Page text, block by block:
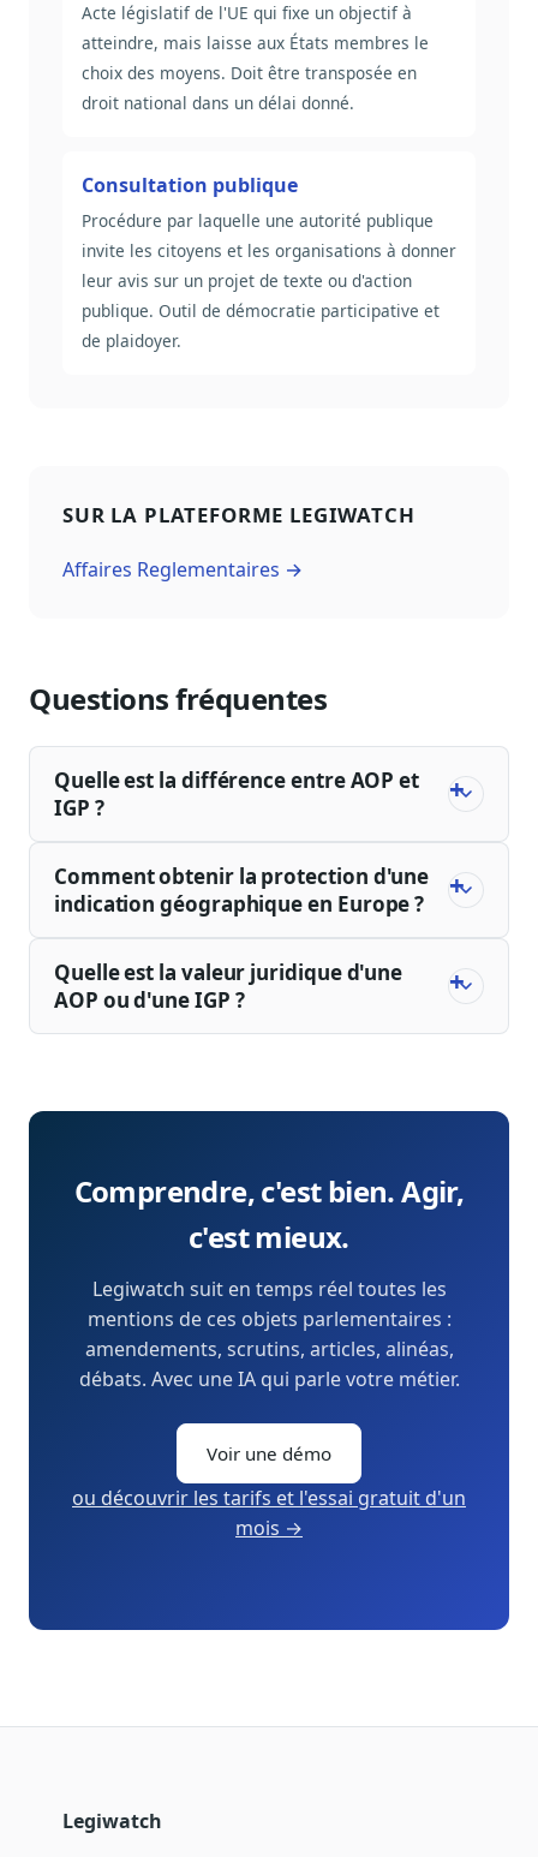
Acte législatif de l'UE qui fixe un objectif à
atteindre, mais laisse aux États membres le
choix des moyens. Doit être transposée en
droit national dans un délai donné.
Consultation publique
Procédure par laquelle une autorité publique
invite les citoyens et les organisations à donner
leur avis sur un projet de texte ou d'action
publique. Outil de démocratie participative et
de plaidoyer.
SUR LA PLATEFORME LEGIWATCH
Affaires Reglementaires →
Questions fréquentes
Quelle est la différence entre AOP et
IGP ?
Comment obtenir la protection d'une
indication géographique en Europe ?
Quelle est la valeur juridique d'une
AOP ou d'une IGP ?
Comprendre, c'est bien. Agir,
c'est mieux.
Legiwatch suit en temps réel toutes les
mentions de ces objets parlementaires :
amendements, scrutins, articles, alinéas,
débats. Avec une IA qui parle votre métier.
Voir une démo
ou découvrir les tarifs et l'essai gratuit d'un
mois →
Legiwatch